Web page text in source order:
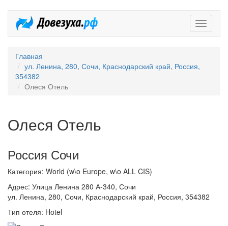
Главная
ул. Ленина, 280, Сочи, Краснодарский край, Россия,
354382
Олеся Отель
Олеся Отель
Россия Сочи
Категория: World (w\o Europe, w\o ALL CIS)
Адрес: Улица Ленина 280 А-340, Сочи
ул. Ленина, 280, Сочи, Краснодарский край, Россия, 354382
Тип отеля: Hotel